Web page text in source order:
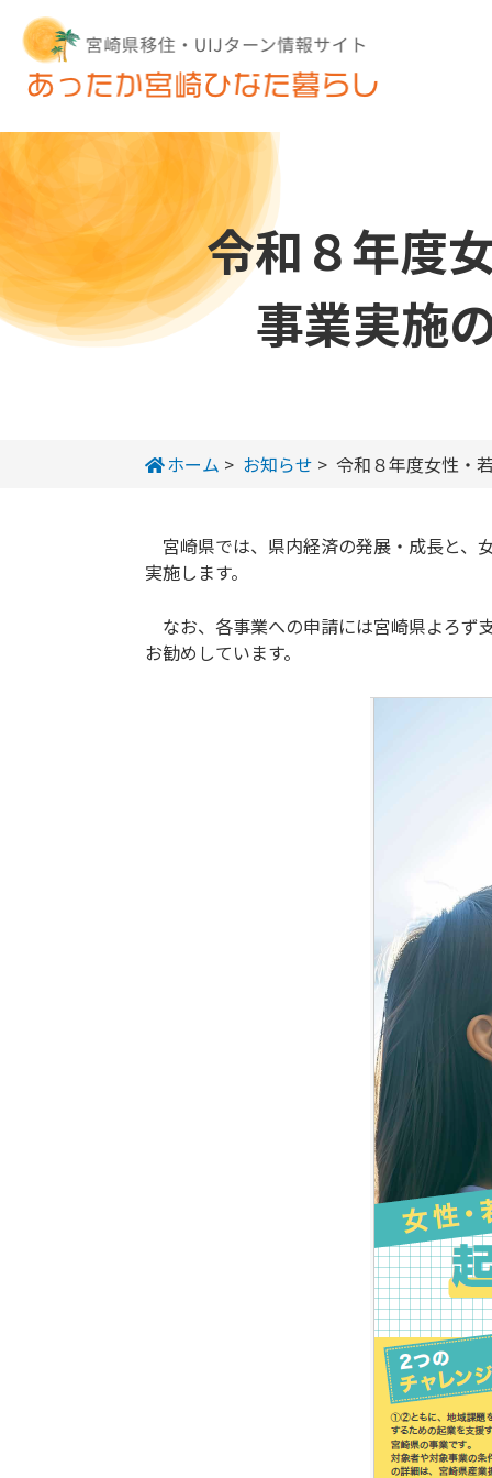
令和８年度
事業実施
ホーム > お知らせ > 令和８年度女性・
宮崎県では、県内経済の発展・成長と、
実施します。
なお、各事業への申請には宮崎県よろず
お勧めしています。